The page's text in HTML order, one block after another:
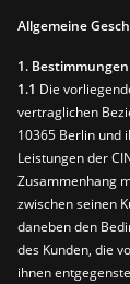
Allgemeine
1. Bestimmungen
1.1 Die
vertraglichen
10365 Berlin und
Leistungen der
Zusammenhang
zwischen seinen
daneben den
des Kunden, die
ihnen